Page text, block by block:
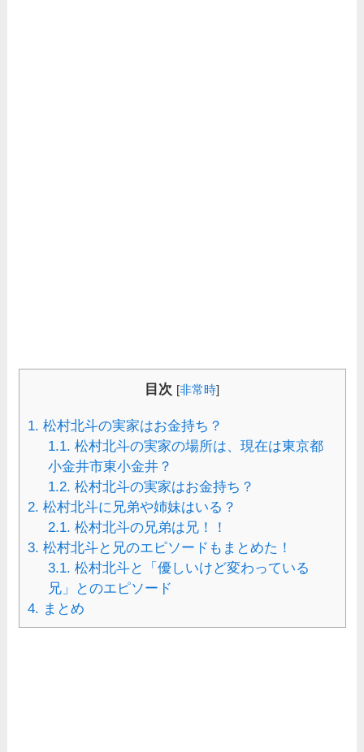
目次 [非常時]
1. 松村北斗の実家はお金持ち？
1.1. 松村北斗の実家の場所は、現在は東京都
小金井市東小金井？
1.2. 松村北斗の実家はお金持ち？
2. 松村北斗に兄弟や姉妹はいる？
2.1. 松村北斗の兄弟は兄！！
3. 松村北斗と兄のエピソードもまとめた！
3.1. 松村北斗と「優しいけど変わっている
兄」とのエピソード
4. まとめ